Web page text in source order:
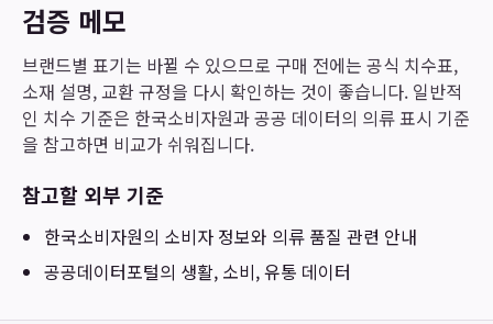
검증 메모
브랜드별 표기는 바뀔 수 있으므로 구매 전에는 공식 치수표,
소재 설명, 교환 규정을 다시 확인하는 것이 좋습니다. 일반적
인 치수 기준은 한국소비자원과 공공 데이터의 의류 표시 기준
을 참고하면 비교가 쉬워집니다.
참고할 외부 기준
한국소비자원의 소비자 정보와 의류 품질 관련 안내
공공데이터포털의 생활, 소비, 유통 데이터